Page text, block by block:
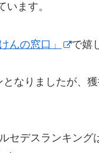
います。
んの窓口」 で嬉
なりましたが、
セデスランキン